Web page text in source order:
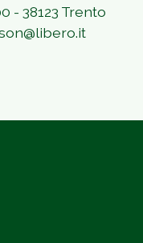
- 38123 Trento